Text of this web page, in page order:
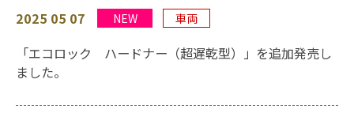
2025 05 07 NEW 車両
「エコロック ハードナー（超遅乾型）」を追加発売し
ました。